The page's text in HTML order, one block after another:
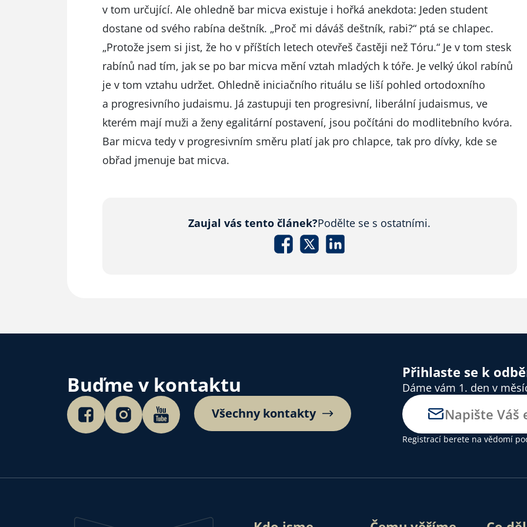
v tom určující. Ale ohledně bar micva existuje i hořká anekdota: Jeden student
dostane od svého rabína deštník. „Proč mi dáváš deštník, rabi?“ ptá se chlapec.
„Protože jsem si jist, že ho v příštích letech otevřeš častěji než Tóru.“ Je v tom stesk
rabínů nad tím, jak se po bar micva mění vztah mladých k tóře. Je velký úkol rabínů
je v tom vztahu udržet. Ohledně iniciačního rituálu se liší pohled ortodoxního
a progresivního judaismu. Já zastupuji ten progresivní, liberální judaismus, ve
kterém mají muži a ženy egalitární postavení, jsou počítáni do modlitebního kvóra.
Bar micva tedy v progresivním směru platí jak pro chlapce, tak pro dívky, kde se
obřad jmenuje bat micva.
Zaujal vás tento článek?Podělte se s ostatními.
Buďme v kontaktu
Všechny kontakty
Přihlaste se k
Dáme vám 1. den v
Registrací berete na vědomí